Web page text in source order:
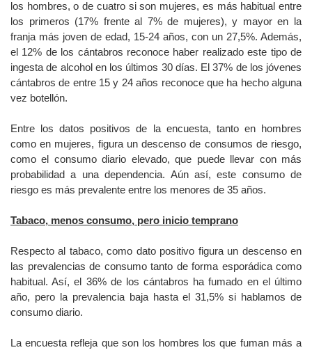
los hombres, o de cuatro si son mujeres, es más habitual entre
los primeros (17% frente al 7% de mujeres), y mayor en la
franja más joven de edad, 15-24 años, con un 27,5%. Además,
el 12% de los cántabros reconoce haber realizado este tipo de
ingesta de alcohol en los últimos 30 días. El 37% de los jóvenes
cántabros de entre 15 y 24 años reconoce que ha hecho alguna
vez botellón.
Entre los datos positivos de la encuesta, tanto en hombres
como en mujeres, figura un descenso de consumos de riesgo,
como el consumo diario elevado, que puede llevar con más
probabilidad a una dependencia. Aún así, este consumo de
riesgo es más prevalente entre los menores de 35 años.
Tabaco, menos consumo, pero inicio temprano
Respecto al tabaco, como dato positivo figura un descenso en
las prevalencias de consumo tanto de forma esporádica como
habitual. Así, el 36% de los cántabros ha fumado en el último
año, pero la prevalencia baja hasta el 31,5% si hablamos de
consumo diario.
La encuesta refleja que son los hombres los que fuman más a